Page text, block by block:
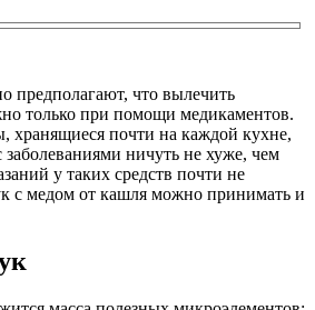
что вылечить
только при помощи медикаментов.
хранящиеся почти на каждой кухне,
заболеваниями ничуть не хуже, чем
у таких средств почти не
с медом от кашля можно принимать и